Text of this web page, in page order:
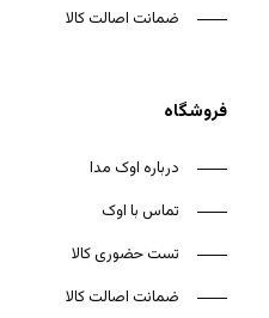
ضمانت اصالت کالا
فروشگاه
درباره اوک مدا
تماس با اوک
تست حضوری کالا
ضمانت اصالت کالا